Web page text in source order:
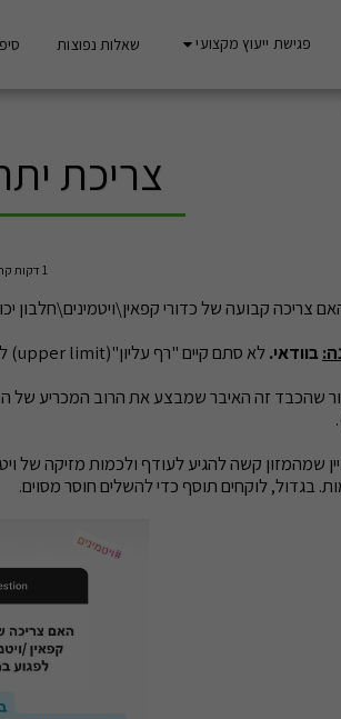
פגישת ייעוץ מקצועי שאלות נפוצות
צריכת
1 דקות קריאה
צריכה קבועה של כדורי קפאין\ויטמינים\חלבון
בוודאי.לא סתם קיים "רף עליון"(upper limit) לויטמינים ולמינרלים. כל דבר בעודף, אפילו מים, יכול לעשות נזק.
בגדול, לוקחים תוסף כדי להשלים חוסר מסוים.